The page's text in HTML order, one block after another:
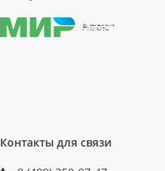
Контакты для связи